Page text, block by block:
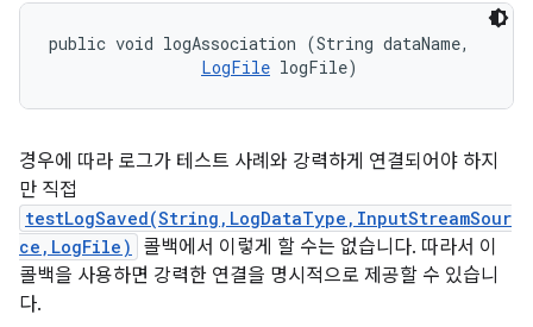
public void logAssociation (String dataName,
LogFile logFile)
경우에 따라 로그가 테스트 사례와 강력하게 연결되어야 하지
만 직접
testLogSaved(String,LogDataType,InputStreamSour
ce,LogFile)
콜백에서 이렇게 할 수는 없습니다. 따라서 이
콜백을 사용하면 강력한 연결을 명시적으로 제공할 수 있습니
다.